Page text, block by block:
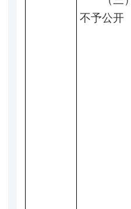
不予公开